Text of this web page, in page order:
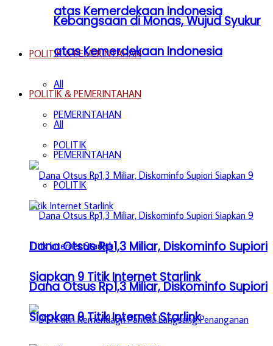
atas Kemerdekaan Indonesia
POLITIK & PEMERINTAHAN
All
PEMERINTAHAN
POLITIK
Dana Otsus Rp1,3 Miliar, Diskominfo Supiori
Siapkan 9 Titik Internet Starlink
Kebangsaan di Monas, Wujud Syukur
atas Kemerdekaan Indonesia
POLITIK & PEMERINTAHAN
All
PEMERINTAHAN
POLITIK
Dana Otsus Rp1,3 Miliar, Diskominfo Supiori
Siapkan 9 Titik Internet Starlink